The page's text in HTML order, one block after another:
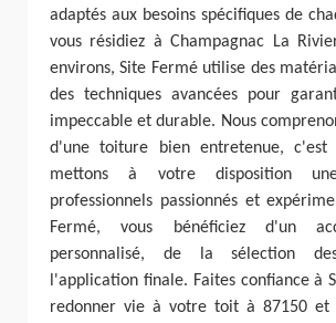
adaptés aux besoins spécifiques de
vous résidiez à Champagnac La
environs, Site Fermé utilise des
des techniques avancées pour
impeccable et durable. Nous
d'une toiture bien entretenue, c'est
mettons à votre disposition
professionnels passionnés et
Fermé, vous bénéficiez d'un
personnalisé, de la sélection
l'application finale. Faites confiance à
redonner vie à votre toit à 87150 et